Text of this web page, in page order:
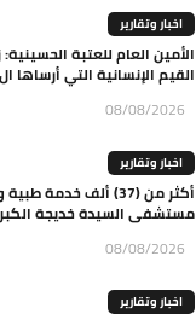
اخبار وتقارير
الأمين العام للعتبة الحسينية:
القيم الإنسانية التي أرساها
08/08/2026
اخبار وتقارير
أكثر من (37) ألف
مستشفى السيدة خديجة
08/08/2026
اخبار وتقارير